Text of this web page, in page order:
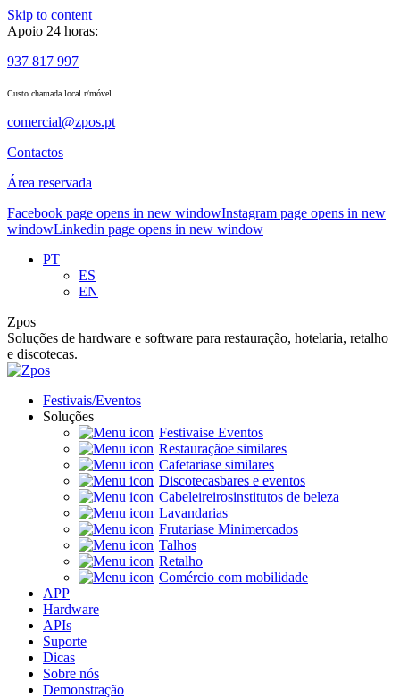
Skip to content
Apoio 24 horas:
937 817 997
Custo chamada local r/móvel
comercial@zpos.pt
Contactos
Área reservada
Facebook page opens in new windowInstagram page opens in new
windowLinkedin page opens in new window
PT
ES
EN
Zpos
Soluções de hardware e software para restauração, hotelaria, retalho
e discotecas.
Festivais/Eventos
Soluções
Festivaise Eventos
Restauraçãoe similares
Cafetariase similares
Discotecasbares e eventos
Cabeleireirosinstitutos de beleza
Lavandarias
Frutariase Minimercados
Talhos
Retalho
Comércio com mobilidade
APP
Hardware
APIs
Suporte
Dicas
Sobre nós
Demonstração